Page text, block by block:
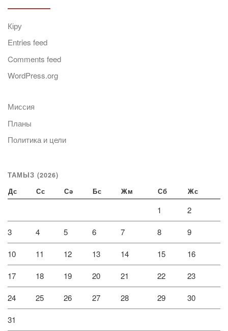
Кіру
Entries feed
Comments feed
WordPress.org
Миссия
Планы
Политика и цели
ТАМЫЗ (2026)
Дс Сс Сә Бс Жм Сб Жс
1 2
3 4 5 6 7 8 9
10 11 12 13 14 15 16
17 18 19 20 21 22 23
24 25 26 27 28 29 30
31